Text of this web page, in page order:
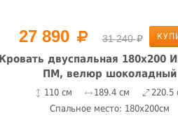
27 890 31 240
Кровать двуспальная 180х200
ПМ, велюр шоколадный
110 см 189.4 см
220.5
Спальное место: 180x200см